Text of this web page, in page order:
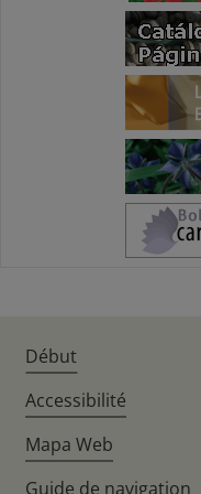
Début
Accessibilité
Mapa Web
Guide de navigation